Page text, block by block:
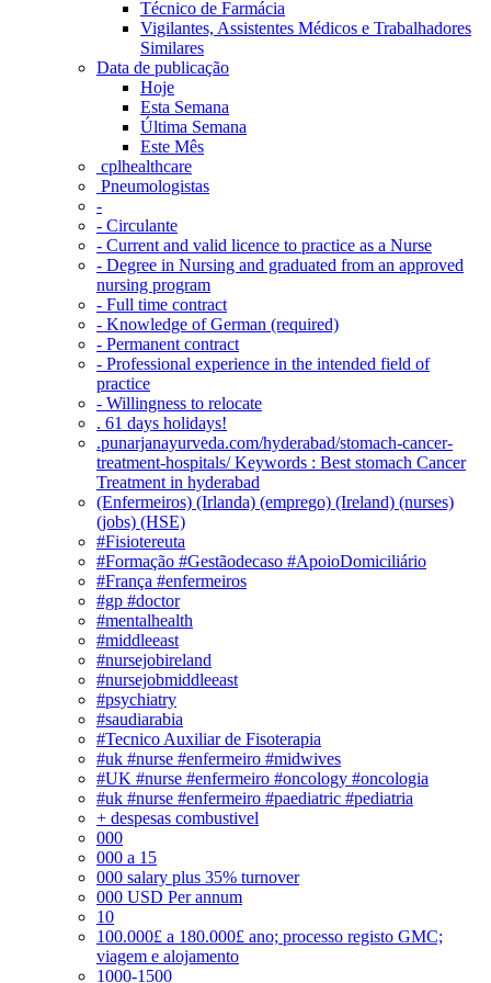
Técnico de Farmácia
Vigilantes, Assistentes Médicos e Trabalhadores
Similares
Data de publicação
Hoje
Esta Semana
Última Semana
Este Mês
‎ cplhealthcare‬
Pneumologistas
-
- Circulante
- Current and valid licence to practice as a Nurse
- Degree in Nursing and graduated from an approved
nursing program
- Full time contract
- Knowledge of German (required)
- Permanent contract
- Professional experience in the intended field of
practice
- Willingness to relocate
. 61 days holidays!
.punarjanayurveda.com/hyderabad/stomach-cancer-
treatment-hospitals/ Keywords : Best stomach Cancer
Treatment in hyderabad
(Enfermeiros) (Irlanda) (emprego) (Ireland) (nurses)
(jobs) (HSE)
#Fisiotereuta
#Formação #Gestãodecaso #ApoioDomiciliário
#França #enfermeiros
#gp #doctor
#mentalhealth
#middleeast
#nursejobireland
#nursejobmiddleeast
#psychiatry
#saudiarabia
#Tecnico Auxiliar de Fisoterapia
#uk #nurse #enfermeiro #midwives
#UK #nurse #enfermeiro #oncology #oncologia
#uk #nurse #enfermeiro #paediatric #pediatria
+ despesas combustivel
000
000 a 15
000 salary plus 35% turnover
000 USD Per annum
10
100.000£ a 180.000£ ano; processo registo GMC;
viagem e alojamento
1000-1500